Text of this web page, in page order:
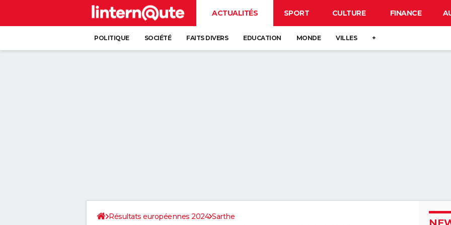
ACTUALITÉS SPORT CULTURE FINANCE
POLITIQUE SOCIÉTÉ FAITS DIVERS EDUCATION MONDE VILLES +
Résultats européennes 2024 Sarthe